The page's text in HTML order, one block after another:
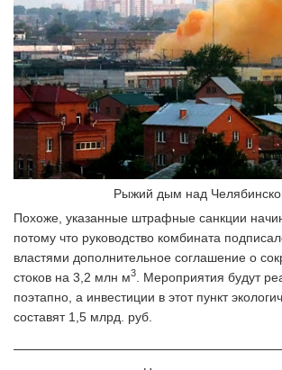
Рыжий дым над
Похоже, указанные штрафные санкции
потому что руководство комбината
властями дополнительное соглашение о
стоков на 3,2 млн м3
. Мероприятия будут
поэтапно, а инвестиции в этот пункт
составят 1,5 млрд. руб.